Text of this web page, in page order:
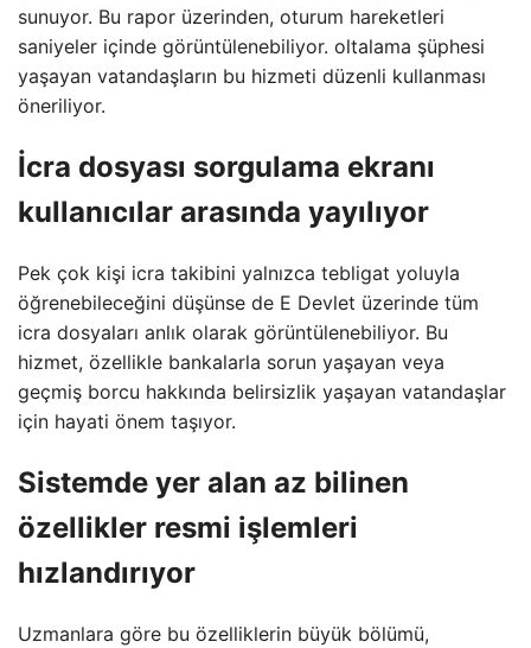
sunuyor. Bu rapor üzerinden, oturum hareketleri
saniyeler içinde görüntülenebiliyor. oltalama şüphesi
yaşayan vatandaşların bu hizmeti düzenli kullanması
öneriliyor.
İcra dosyası sorgulama ekranı
kullanıcılar arasında yayılıyor
Pek çok kişi icra takibini yalnızca tebligat yoluyla
öğrenebileceğini düşünse de E Devlet üzerinde tüm
icra dosyaları anlık olarak görüntülenebiliyor. Bu
hizmet, özellikle bankalarla sorun yaşayan veya
geçmiş borcu hakkında belirsizlik yaşayan vatandaşlar
için hayati önem taşıyor.
Sistemde yer alan az bilinen
özellikler resmi işlemleri
hızlandırıyor
Uzmanlara göre bu özelliklerin büyük bölümü,